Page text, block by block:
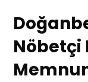
Nöbetçi